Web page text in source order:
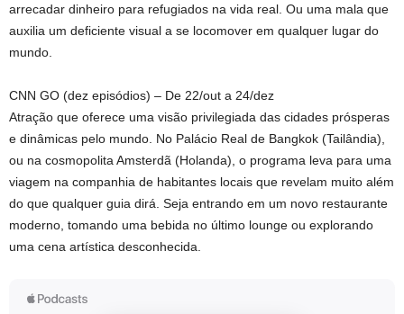
arrecadar dinheiro para refugiados na vida real. Ou uma mala que
auxilia um deficiente visual a se locomover em qualquer lugar do
mundo.
CNN GO (dez episódios) – De 22/out a 24/dez
Atração que oferece uma visão privilegiada das cidades prósperas
e dinâmicas pelo mundo. No Palácio Real de Bangkok (Tailândia),
ou na cosmopolita Amsterdã (Holanda), o programa leva para uma
viagem na companhia de habitantes locais que revelam muito além
do que qualquer guia dirá. Seja entrando em um novo restaurante
moderno, tomando uma bebida no último lounge ou explorando
uma cena artística desconhecida.